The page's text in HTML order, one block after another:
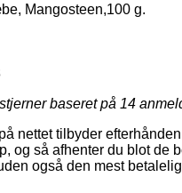
Mangosteen,100 g.
baseret på 14
nettet tilbyder
og så afhenter du blot de
også den mest